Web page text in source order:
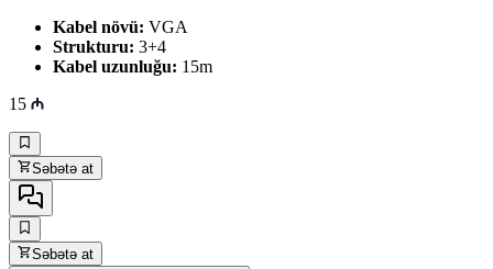
Kabel növü: VGA
Strukturu: 3+4
Kabel uzunluğu: 15m
15
Səbətə at
Səbətə at